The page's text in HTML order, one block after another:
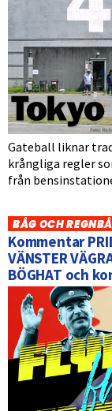
Gateball liknar
krångliga regler
från
BÅG OCH
Kommentar
VÄNSTER
BÖGHAT och